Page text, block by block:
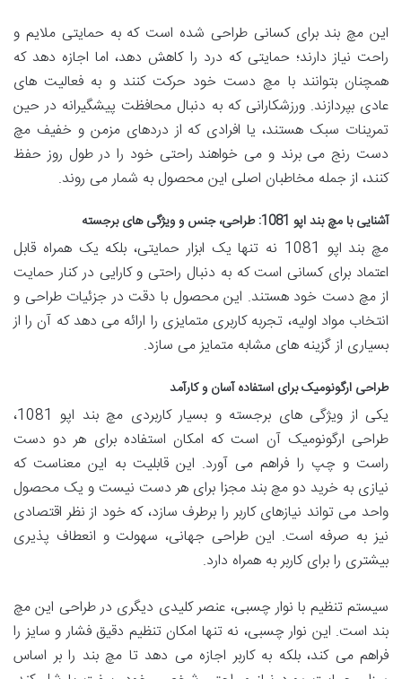
این مچ بند برای کسانی طراحی شده است که به حمایتی ملایم و
راحت نیاز دارند؛ حمایتی که درد را کاهش دهد، اما اجازه دهد که
همچنان بتوانند با مچ دست خود حرکت کنند و به فعالیت های
عادی بپردازند. ورزشکارانی که به دنبال محافظت پیشگیرانه در حین
تمرینات سبک هستند، یا افرادی که از دردهای مزمن و خفیف مچ
دست رنج می برند و می خواهند راحتی خود را در طول روز حفظ
کنند، از جمله مخاطبان اصلی این محصول به شمار می روند.
آشنایی با مچ بند اپو 1081: طراحی، جنس و ویژگی های برجسته
مچ بند اپو 1081 نه تنها یک ابزار حمایتی، بلکه یک همراه قابل
اعتماد برای کسانی است که به دنبال راحتی و کارایی در کنار حمایت
از مچ دست خود هستند. این محصول با دقت در جزئیات طراحی و
انتخاب مواد اولیه، تجربه کاربری متمایزی را ارائه می دهد که آن را از
بسیاری از گزینه های مشابه متمایز می سازد.
طراحی ارگونومیک برای استفاده آسان و کارآمد
یکی از ویژگی های برجسته و بسیار کاربردی مچ بند اپو 1081،
طراحی ارگونومیک آن است که امکان استفاده برای هر دو دست
راست و چپ را فراهم می آورد. این قابلیت به این معناست که
نیازی به خرید دو مچ بند مجزا برای هر دست نیست و یک محصول
واحد می تواند نیازهای کاربر را برطرف سازد، که خود از نظر اقتصادی
نیز به صرفه است. این طراحی جهانی، سهولت و انعطاف پذیری
بیشتری را برای کاربر به همراه دارد.
سیستم تنظیم با نوار چسبی، عنصر کلیدی دیگری در طراحی این مچ
بند است. این نوار چسبی، نه تنها امکان تنظیم دقیق فشار و سایز را
فراهم می کند، بلکه به کاربر اجازه می دهد تا مچ بند را بر اساس